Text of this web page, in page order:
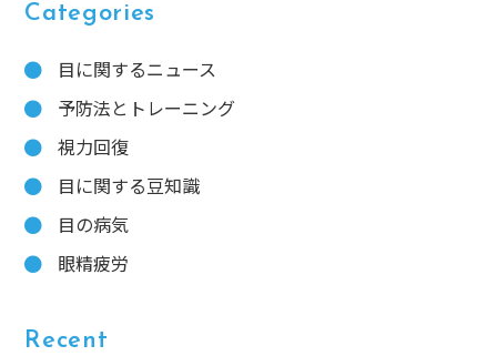
Categories
目に関するニュース
予防法とトレーニング
視力回復
目に関する豆知識
目の病気
眼精疲労
Recent